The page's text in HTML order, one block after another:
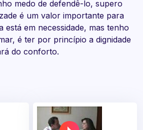
medo de defendê-lo, supero
é um valor importante para
está em necessidade, mas tenho
é ter por princípio a dignidade
do conforto.